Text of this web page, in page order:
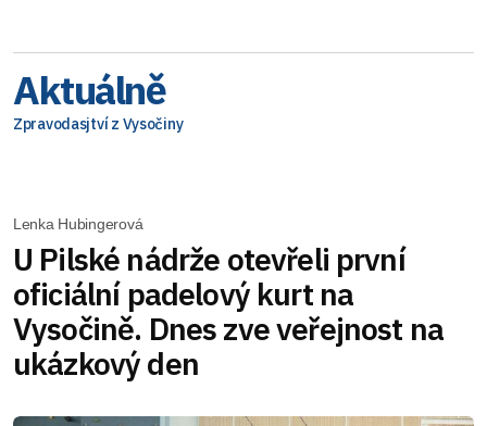
Aktuálně
Zpravodasjtví z Vysočiny
Lenka Hubingerová
U Pilské nádrže otevřeli první
oficiální padelový kurt na
Vysočině. Dnes zve veřejnost na
ukázkový den